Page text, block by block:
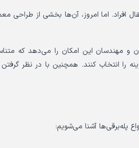
افراد. اما امروز، آن‌ها بخشی از طراحی
و مهندسان این امکان را می‌دهد که
را انتخاب کنند. همچنین با در نظر گرفتن
پله‌برقی‌ها آشنا می‌شویم: